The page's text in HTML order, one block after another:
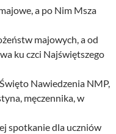
a po Nim Msza
majowych, a od
ku czci Najświętszego
Nawiedzenia NMP,
męczennika, w
spotkanie dla uczniów